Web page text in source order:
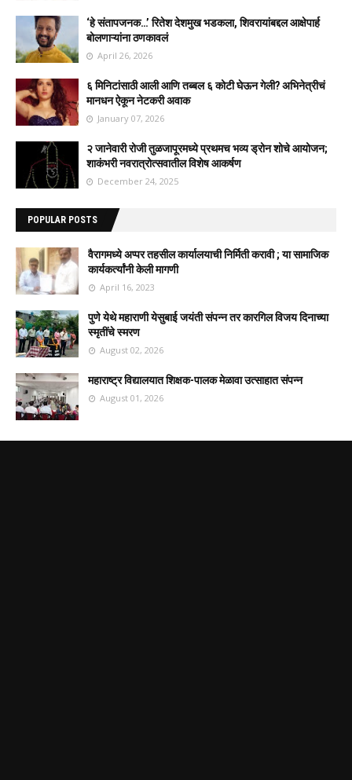
‘हे संतापजनक…’ रितेश देशमुख भडकला, शिवरायांबद्दल आक्षेपार्ह
बोलणाऱ्यांना ठणकावलं
April 26, 2026
६ मिनिटांसाठी आली आणि तब्बल ६ कोटी घेऊन गेली? अभिनेत्रीचं
मानधन ऐकून नेटकरी अवाक
January 07, 2026
२ जानेवारी रोजी तुळजापूरमध्ये प्रथमच भव्य ड्रोन शोचे आयोजन;
शाकंभरी नवरात्रोत्सवातील विशेष आकर्षण
December 24, 2025
POPULAR POSTS
वैरागमध्ये अप्पर तहसील कार्यालयाची निर्मिती करावी ; या सामाजिक
कार्यकर्त्यांनी केली मागणी
April 16, 2023
पुणे येथे महाराणी येसुबाई जयंती संपन्न तर कारगिल विजय दिनाच्या
स्मृतींचे स्मरण
August 02, 2026
महाराष्ट्र विद्यालयात शिक्षक-पालक मेळावा उत्साहात संपन्न
August 01, 2026